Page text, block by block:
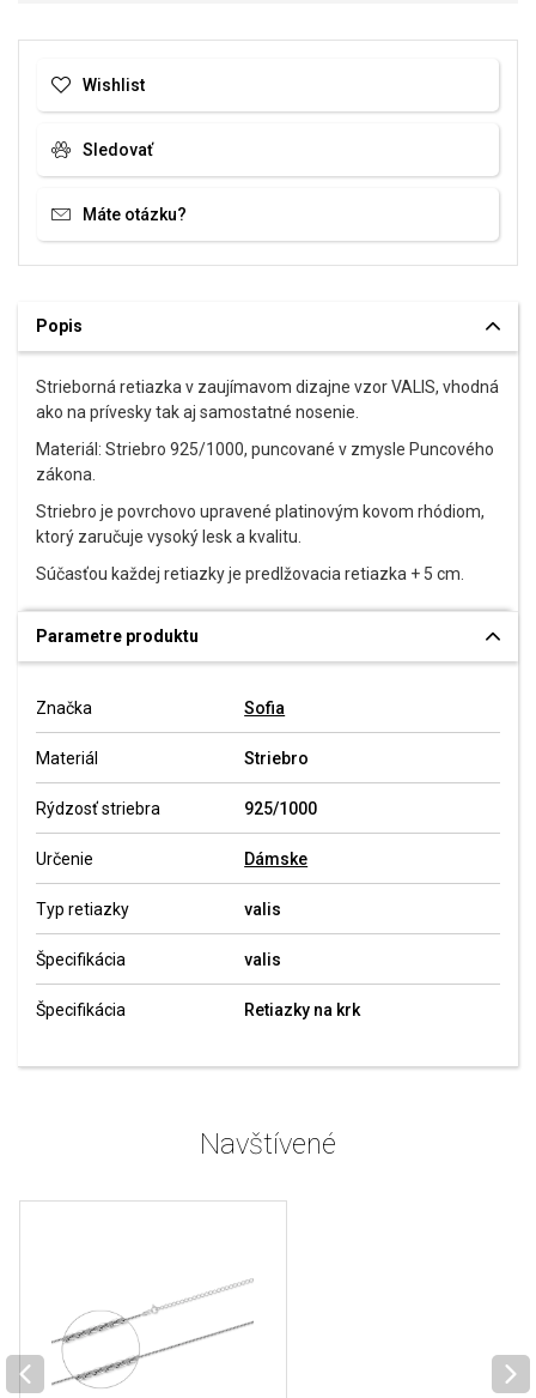
Wishlist
Sledovať
Máte otázku?
Popis
Strieborná retiazka v zaujímavom dizajne vzor VALIS, vhodná
ako na prívesky tak aj samostatné nosenie.
Materiál: Striebro 925/1000, puncované v zmysle Puncového
zákona.
Striebro je povrchovo upravené platinovým kovom rhódiom,
ktorý zaručuje vysoký lesk a kvalitu.
Súčasťou každej retiazky je predlžovacia retiazka + 5 cm.
Parametre produktu
Značka Sofia
Materiál Striebro
Rýdzosť striebra 925/1000
Určenie Dámske
Typ retiazky valis
Špecifikácia valis
Špecifikácia Retiazky na krk
Navštívené